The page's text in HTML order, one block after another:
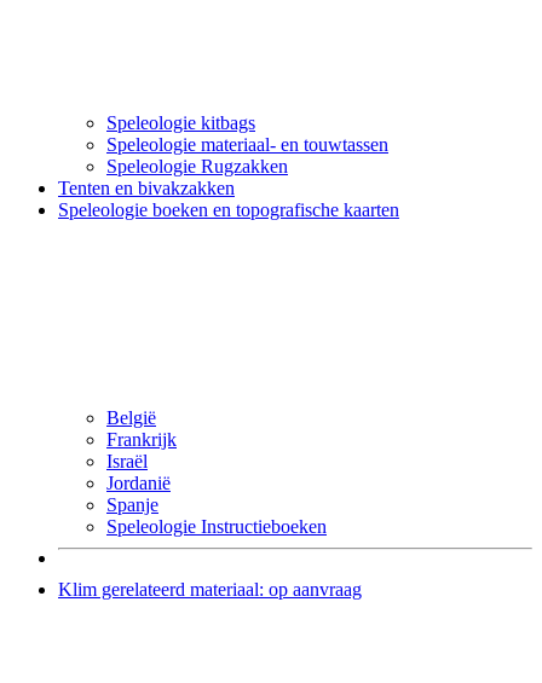
Speleologie kitbags
Speleologie materiaal- en touwtassen
Speleologie Rugzakken
Tenten en bivakzakken
Speleologie boeken en topografische kaarten
België
Frankrijk
Israël
Jordanië
Spanje
Speleologie Instructieboeken
Klim gerelateerd materiaal: op aanvraag